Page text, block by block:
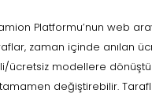
Platformu’nun web
zaman içinde anılan
ücretsiz modellere
değiştirebilir.